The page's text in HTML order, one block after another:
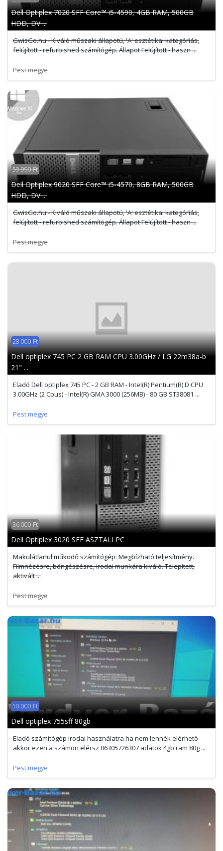
Dell Optiplex 7020 SFF Core™ i5-4590, 4GB RAM, 500GB
HDD, DV ...
GwisGo.hu - Kiváló műszaki állapotú, 'A' esztétikai kategóriás,
felújított - refurbished számítógép. Állapot Felújított - haszn ...
Pest megye
59 990 Ft
Dell Optiplex 9020 SFF Core™ i5-4570, 8GB RAM, 500GB
HDD, DV ...
GwisGo.hu - Kiváló műszaki állapotú, 'A' esztétikai kategóriás,
felújított - refurbished számítógép. Állapot Felújított - haszn ...
Pest megye
28 000 Ft
Dell optiplex 745 PC 2 GB RAM CPU 3.00GHz / LG 22m38a-b
21" ...
Eladó Dell optiplex 745 PC - 2 GB RAM - Intel(R) Pentium(R) D CPU
3.00GHz (2 Cpus) - Intel(R) GMA 3000 (256MB) - 80 GB ST38081 ...
Pest megye
36 000 Ft
Dell Optiplex 3020 SFF ASZTALI PC
Makulátlanul működő számítógép. Megbízható teljesítmény.
Filmnézésre, böngészésre, irodai munkára kiváló. Telepített,
aktivált ...
Pest megye
10 000 Ft
Dell optiplex 755sff 80gb
Eladó számitógép irodai használatra ha nem lennék elérhetö
akkor ezen a számon elérsz 06305726307 adatok 4gb ram 80g ...
Pest megye